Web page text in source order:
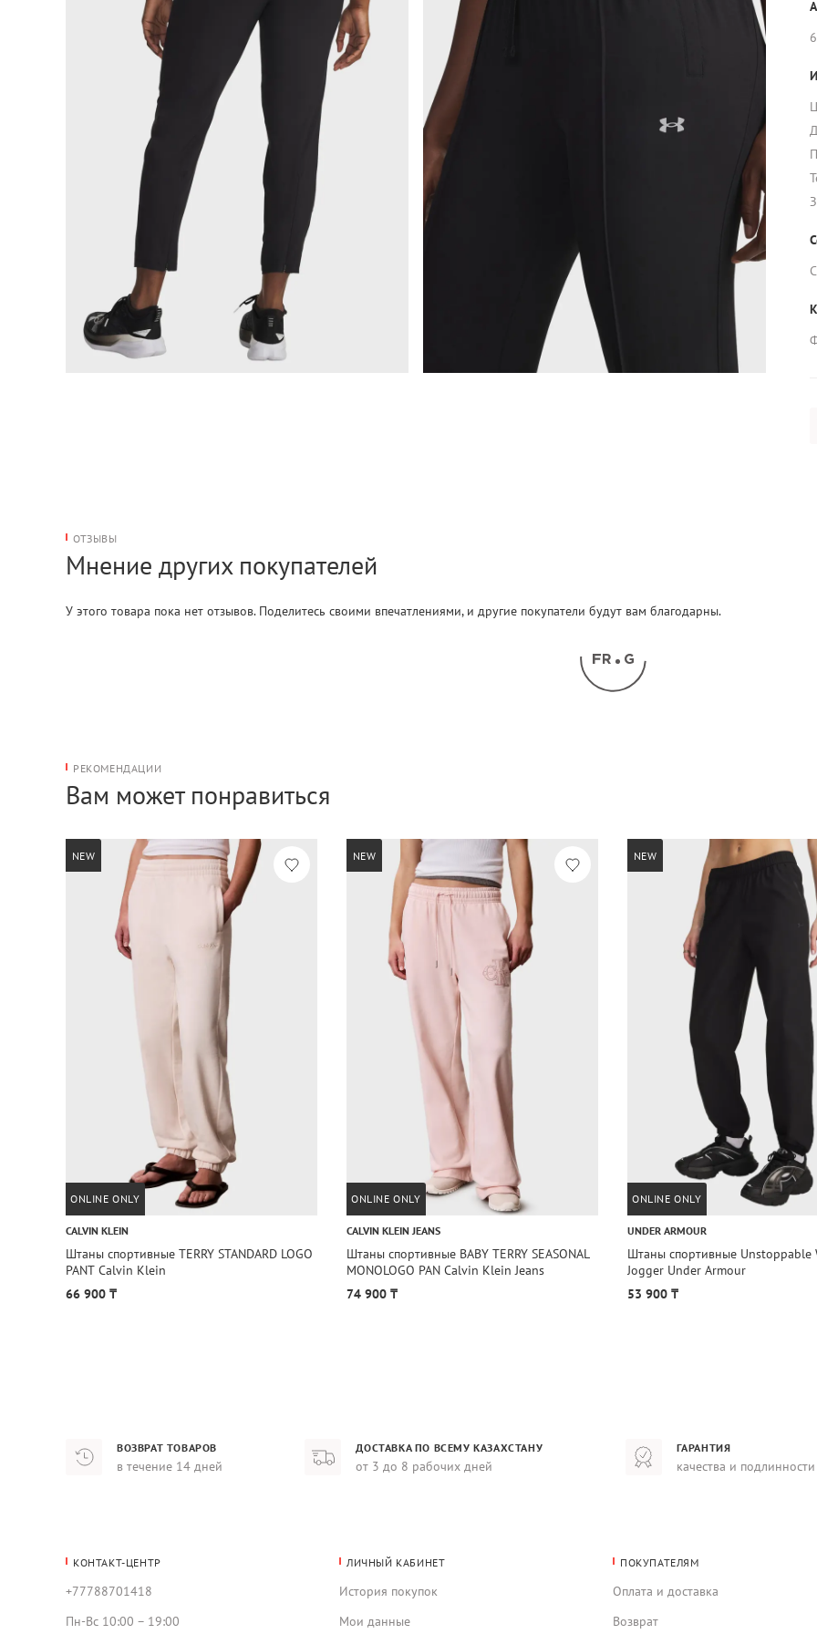
ОТЗЫВЫ
Мнение других покупателей
У этого товара пока нет отзывов. Поделитесь своими впечатлениями, и другие покупатели будут вам благодарны.
РЕКОМЕНДАЦИИ
Вам может понравиться
NEW
ONLINE ONLY
CALVIN KLEIN
Штаны спортивные TERRY STANDARD LOGO
PANT Calvin Klein
66 900 ₸
NEW
ONLINE ONLY
CALVIN KLEIN JEANS
Штаны спортивные BABY TERRY SEASONAL
MONOLOGO PAN Calvin Klein Jeans
74 900 ₸
NEW
ONLINE ONLY
UNDER ARMOUR
Штаны спортивные Unstoppable
Jogger Under Armour
53 900 ₸
ВОЗВРАТ ТОВАРОВ
в течение 14 дней
ДОСТАВКА ПО ВСЕМУ КАЗАХСТАНУ
от 3 до 8 рабочих дней
ГАРАНТИЯ
качества и подлинности
КОНТАКТ-ЦЕНТР
+77788701418
Пн-Вс 10:00 – 19:00
ЛИЧНЫЙ КАБИНЕТ
История покупок
Мои данные
ПОКУПАТЕЛЯМ
Оплата и доставка
Возврат